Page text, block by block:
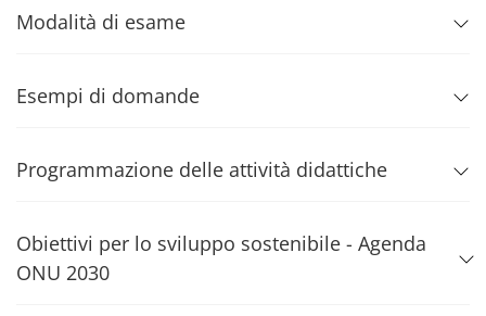
Modalità di esame
Esempi di domande
Programmazione delle attività didattiche
Obiettivi per lo sviluppo sostenibile - Agenda
ONU 2030